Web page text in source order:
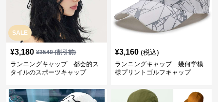
SALE
¥3,180 ¥3540(割引前)
ランニングキャップ 都会的ス
タイルのスポーツキャップ
¥3,160 (税込)
ランニングキャップ 幾何学模
様プリントゴルフキャップ